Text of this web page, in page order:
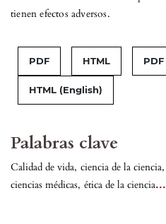
Palabras clave
Calidad de vida, ciencia de la ciencia,
ciencias médicas, ética de la ciencia...
tienen efectos adversos.
PDF HTML
HTML (English)